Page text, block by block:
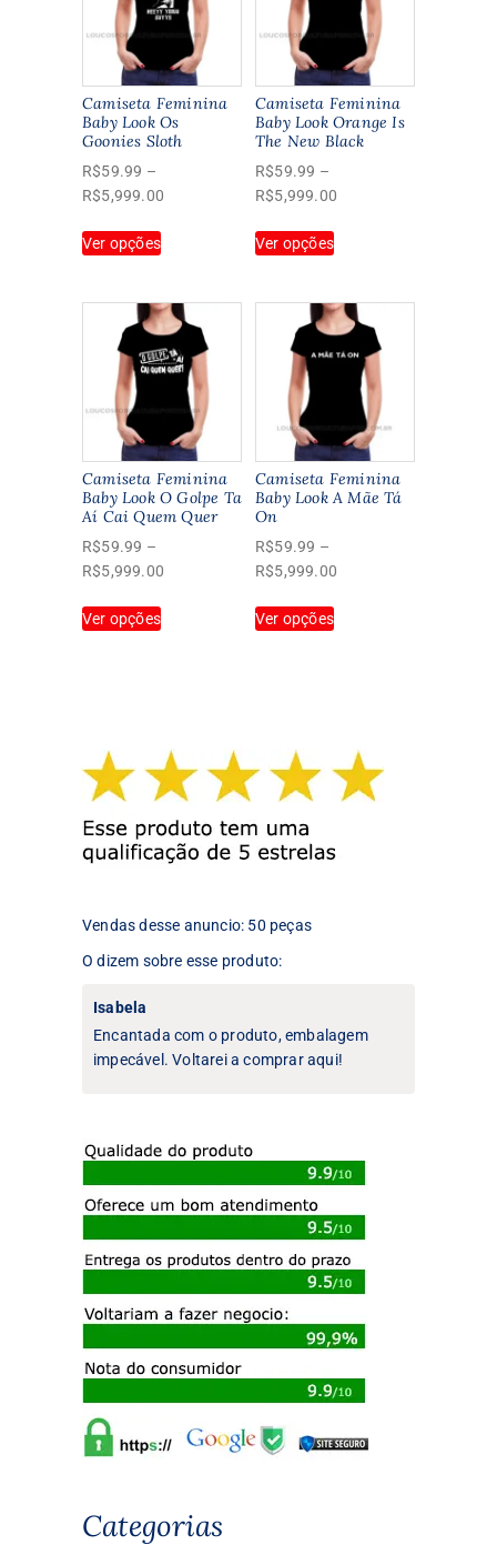
Camiseta Feminina
Baby Look Os
Goonies Sloth
R$59.99 –
R$5,999.00
R$5,999.00
Ver opçõesproduto
várias
variantes.
As
opções
podem
escolhidas
na
página
do
Camiseta Feminina
Baby Look Orange Is
The New Black
R$59.99 –
R$5,999.00
R$5,999.00
Ver opçõesproduto
várias
variantes.
As
opções
podem
escolhidas
na
página
Camiseta Feminina
Baby Look O Golpe Ta
Aí Cai Quem Quer
R$59.99 –
R$5,999.00
Ver opçõesproduto
opções
podem
ser
escolhidas
na
produto
Camiseta Feminina
Baby Look A Mãe Tá
On
R$59.99 –
R$5,999.00
Ver opçõesproduto
opções
podem
ser
na
Vendas desse anuncio: 50 peças
O dizem sobre esse produto:
Isabela
Encantada com o produto, embalagem
impecável. Voltarei a comprar aqui!
Categorias